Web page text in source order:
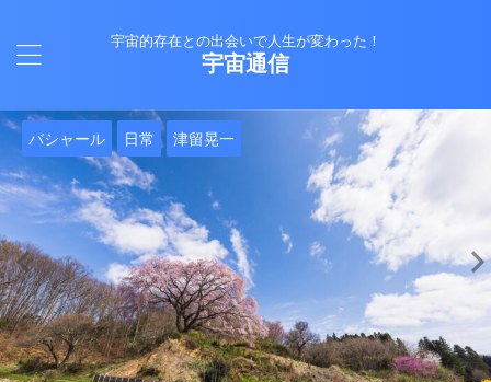
宇宙的存在との出会いで人生が変わった！
宇宙通信
日常 津留晃一
バシャール 日常 津留晃一
Healy 日常
バシャール 日常
日常
日常
Healy 日常 津留晃一
日常
Healy 日常
日常